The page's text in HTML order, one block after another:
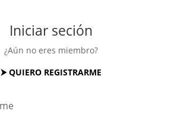
Iniciar seción
¿Aún no eres miembro?
⮞ QUIERO REGISTRARME